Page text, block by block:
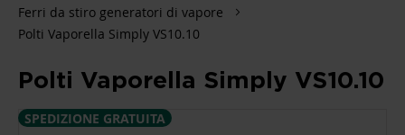
Ferri da stiro generatori di vapore
Polti Vaporella Simply VS10.10
Polti Vaporella Simply VS10.10
SKIP
SPEDIZIONE GRATUITA